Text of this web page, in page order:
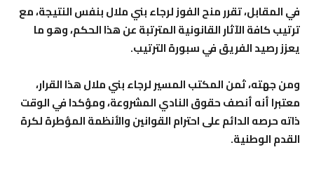
في المقابل، تقرر منح الفوز لرجاء بني ملال بنفس النتيجة، مع
ترتيب كافة الآثار القانونية المترتبة عن هذا الحكم، وهو ما
يعزز رصيد الفريق في سبورة الترتيب.
ومن جهته، ثمن المكتب المسير لرجاء بني ملال هذا القرار،
معتبرا أنه أنصف حقوق النادي المشروعة، ومؤكدا في الوقت
ذاته حرصه الدائم على احترام القوانين والأنظمة المؤطرة لكرة
القدم الوطنية.